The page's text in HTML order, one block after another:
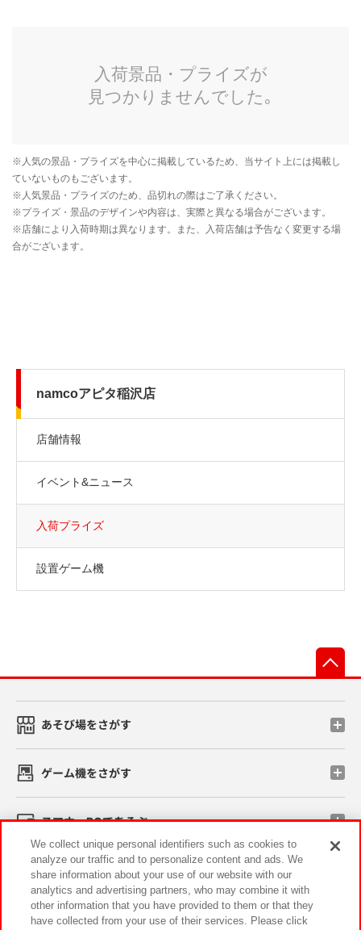
namcoアピタ稲沢店
店舗情報
イベント&ニュース
入荷プライズ
設置ゲーム機
あそび場をさがす
ゲーム機をさがす
スマホ・PCであそぶ
イベント・キャンペーン
We collect unique personal identifiers such as cookies to
analyze our traffic and to personalize content and ads. We
share information about your use of our website with our
analytics and advertising partners, who may combine it with
other information that you have provided to them or that they
have collected from your use of their services. Please click